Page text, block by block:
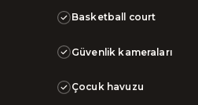
Basketball court
Güvenlik kameraları
Çocuk havuzu